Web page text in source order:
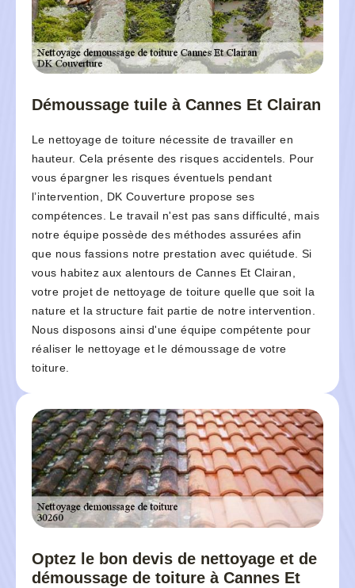
Démoussage tuile à Cannes Et Clairan
Le nettoyage de toiture nécessite de travailler en
hauteur. Cela présente des risques accidentels. Pour
vous épargner les risques éventuels pendant
l’intervention, DK Couverture propose ses
compétences. Le travail n'est pas sans difficulté, mais
notre équipe possède des méthodes assurées afin
que nous fassions notre prestation avec quiétude. Si
vous habitez aux alentours de Cannes Et Clairan,
votre projet de nettoyage de toiture quelle que soit la
nature et la structure fait partie de notre intervention.
Nous disposons ainsi d'une équipe compétente pour
réaliser le nettoyage et le démoussage de votre
toiture.
Optez le bon devis de nettoyage et de
démoussage de toiture à Cannes Et